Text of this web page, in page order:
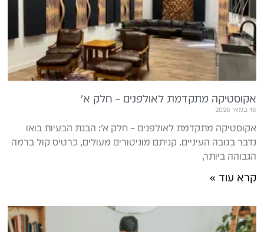
אקוסטיקה מתקדמת לאולפנים – חלק א'
16 במאי 2026
אקוסטיקה מתקדמת לאולפנים – חלק א': הבנת הבעיות בואו
נדבר בגובה העיניים. קניתם מוניטורים מעולים, כרטיס קול ברמה
הגבוהה ביותר,
קרא עוד »